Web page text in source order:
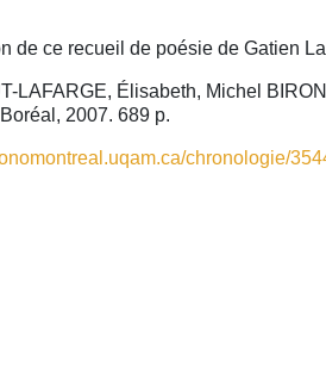
de ce recueil de poésie de Gatien
LAFARGE, Élisabeth, Michel
2007. 689 p.
chronologie/